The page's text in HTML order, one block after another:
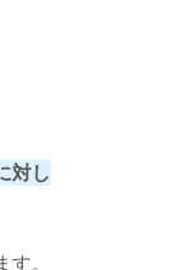
対し
。